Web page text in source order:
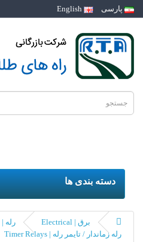
پارسی
دسته بندی ها
برق | Electrical
رله | Relay
رله زماندار / تایمر رله | Timer Relays